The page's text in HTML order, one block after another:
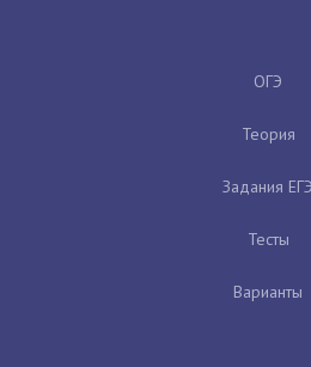
ОГЭ
Теория
Задания ЕГЭ
Тесты
Варианты